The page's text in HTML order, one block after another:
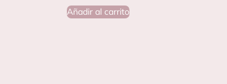
Añadir al carrito